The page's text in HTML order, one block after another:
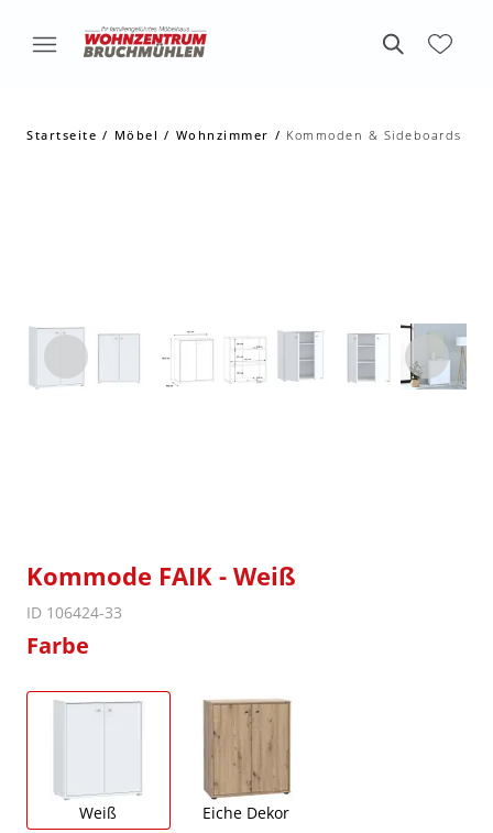
Startseite Möbel Wohnzimmer Kommoden & Sideboards
Kommode FAIK - Weiß
ID 106424-33
Farbe
Weiß Eiche Dekor